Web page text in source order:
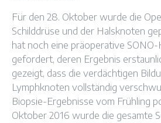
Für den 28. Oktober wurde die
Schilddrüse und der Halsknoten
hat noch eine präoperative
gefordert, deren Ergebnis
gezeigt, dass die verdächtigen
Lymphknoten vollständig
Biopsie-Ergebnisse vom Frühling
Oktober 2016 wurde die gesamte